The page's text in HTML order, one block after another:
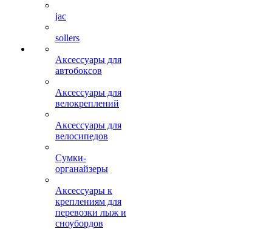
jac
sollers
Аксессуары для
автобоксов
Аксессуары для
велокреплений
Аксессуары для
велосипедов
Сумки-
органайзеры
Аксессуары к
креплениям для
перевозки лыж и
сноубордов